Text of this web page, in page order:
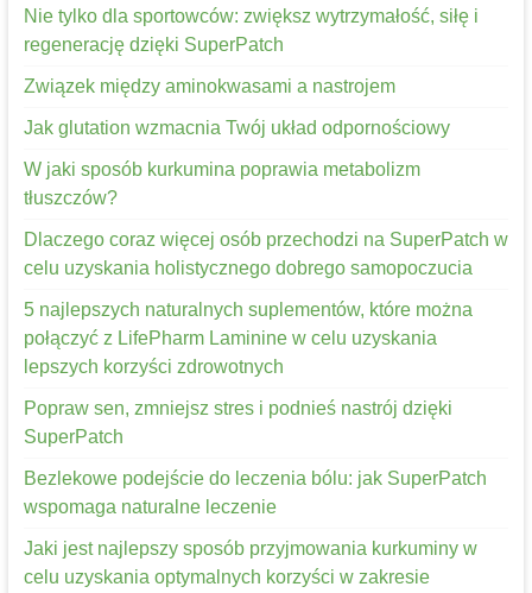
Nie tylko dla sportowców: zwiększ wytrzymałość, siłę i
regenerację dzięki SuperPatch
Związek między aminokwasami a nastrojem
Jak glutation wzmacnia Twój układ odpornościowy
W jaki sposób kurkumina poprawia metabolizm
tłuszczów?
Dlaczego coraz więcej osób przechodzi na SuperPatch w
celu uzyskania holistycznego dobrego samopoczucia
5 najlepszych naturalnych suplementów, które można
połączyć z LifePharm Laminine w celu uzyskania
lepszych korzyści zdrowotnych
Popraw sen, zmniejsz stres i podnieś nastrój dzięki
SuperPatch
Bezlekowe podejście do leczenia bólu: jak SuperPatch
wspomaga naturalne leczenie
Jaki jest najlepszy sposób przyjmowania kurkuminy w
celu uzyskania optymalnych korzyści w zakresie